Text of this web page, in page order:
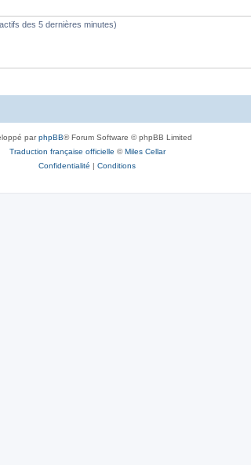
des 5 dernières minutes)
parphpBB® Forum Software © phpBB Limited
Traduction française officielle ©Miles Cellar
Confidentialité | Conditions